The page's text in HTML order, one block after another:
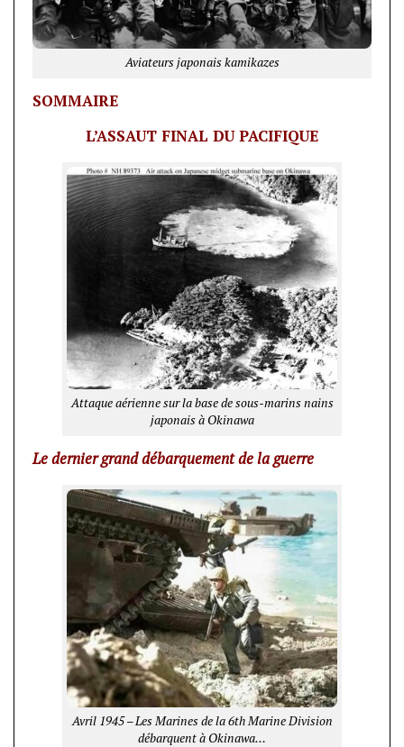
Aviateurs japonais kamikazes
SOMMAIRE
L’ASSAUT FINAL DU PACIFIQUE
Attaque aérienne sur la base de sous-marins nains
japonais à Okinawa
Le dernier grand débarquement de la guerre
Avril 1945 – Les Marines de la 6th Marine Division
débarquent à Okinawa…